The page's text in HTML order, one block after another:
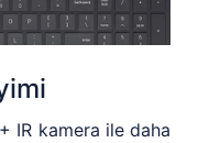
IR kamera ile daha